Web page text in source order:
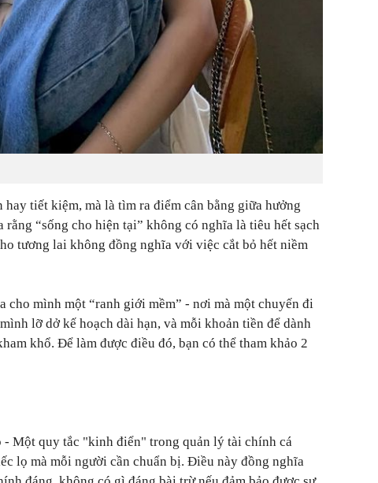
tiết kiệm, mà là tìm ra điểm cân bằng giữa hưởng
“sống cho hiện tại” không có nghĩa là tiêu hết sạch
tương lai không đồng nghĩa với việc cắt bỏ hết niềm
cho mình một “ranh giới mềm” - nơi mà một chuyến đi
lỡ dở kế hoạch dài hạn, và mỗi khoản tiền để dành
khổ. Để làm được điều đó, bạn có thể tham khảo 2
- Một quy tắc "kinh điển" trong quản lý tài chính cá
lọ mà mỗi người cần chuẩn bị. Điều này đồng nghĩa